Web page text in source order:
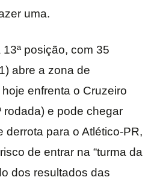
uma.
posição, com 35
abre a zona de
enfrenta o Cruzeiro
rodada) e pode chegar
derrota para o Atlético-PR,
de entrar na “turma da
dos resultados das